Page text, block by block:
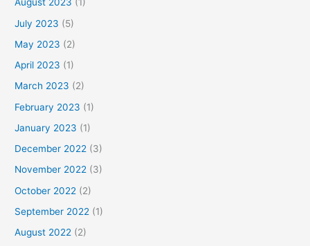
August 2023 (1)
July 2023 (5)
May 2023 (2)
April 2023 (1)
March 2023 (2)
February 2023 (1)
January 2023 (1)
December 2022 (3)
November 2022 (3)
October 2022 (2)
September 2022 (1)
August 2022 (2)